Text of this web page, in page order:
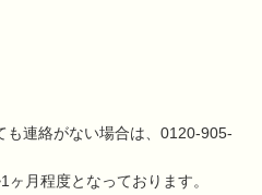
連絡がない場合は、0120-905-
月程度となっております。